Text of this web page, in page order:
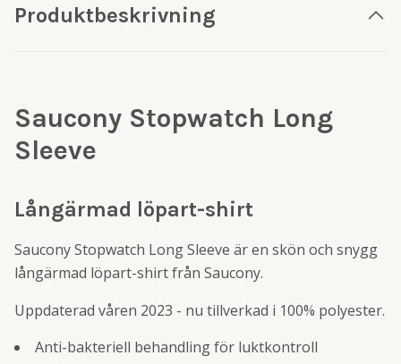
Produktbeskrivning
Saucony Stopwatch Long
Sleeve
Långärmad löpart-shirt
Saucony Stopwatch Long Sleeve är en skön och snygg
långärmad löpart-shirt från Saucony.
Uppdaterad våren 2023 - nu tillverkad i 100% polyester.
Anti-bakteriell behandling för luktkontroll